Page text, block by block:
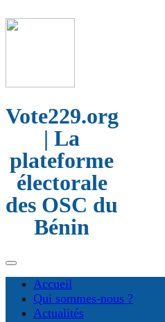
Vote229.org
| La
plateforme
électorale
des OSC du
Bénin
Accueil
Qui sommes-nous ?
Actualités